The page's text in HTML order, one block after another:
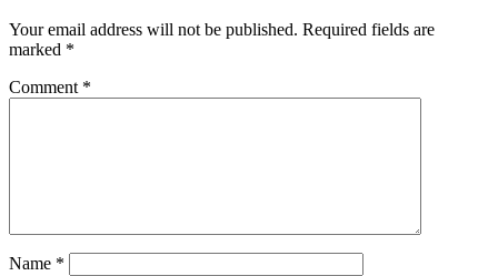
Your email address will not be published. Required fields are
marked *
Comment *
Name *